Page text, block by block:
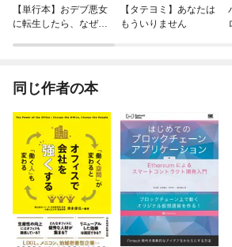
【単行本】おデブ悪女
に転生したら、なぜか
【タテヨミ】あなたは
もういりません
同じ作者の本